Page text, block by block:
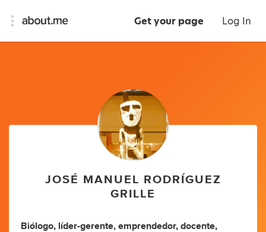
Get your page Log In
JOSÉ MANUEL RODRÍGUEZ
GRILLE
Biólogo, líder-gerente, emprendedor, docente,